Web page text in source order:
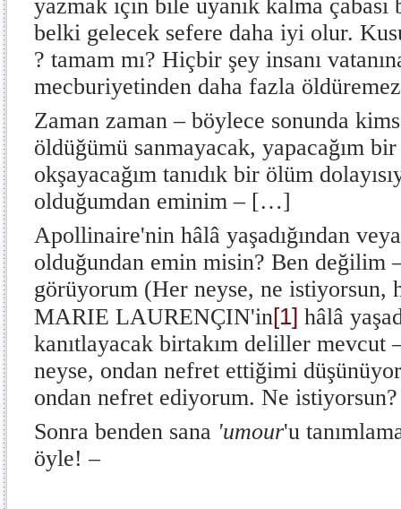
yazmak için bile uyanık kalma
belki gelecek sefere daha iyi olur.
? tamam mı? Hiçbir şey insanı
mecburiyetinden daha fazla
Zaman zaman – böylece sonunda
öldüğümü sanmayacak, yapacağım bir
okşayacağım tanıdık bir ölüm
olduğumdan eminim – […]
Apollinaire'nin hâlâ yaşadığından
olduğundan emin misin? Ben değilim
görüyorum (Her neyse, ne istiyorsun,
MARIE LAURENÇIN'in[1] hâlâ
kanıtlayacak birtakım deliller mevcut
neyse, ondan nefret ettiğimi
ondan nefret ediyorum. Ne istiyorsun?
Sonra benden sana 'umour'u
öyle! –